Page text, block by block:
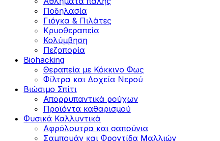
Ποδηλασία
Γιόγκα & Πιλάτες
Κρυοθεραπεία
Κολύμβηση
Πεζοπορία
Biohacking
Θεραπεία με Κόκκινο Φως
Φίλτρα και Δοχεία Νερού
Βιώσιμο Σπίτι
Απορρυπαντικά ρούχων
Προϊόντα καθαρισμού
Φυσικά Καλλυντικά
Αφρόλουτρα και σαπούνια
Σαμπουάν και Φροντίδα Μαλλιών